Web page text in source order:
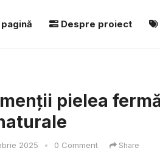
Despre proiect
pielea
2025 • 0 Comment Share